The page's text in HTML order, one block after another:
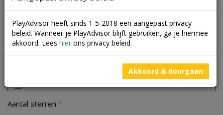
Aantal sterren *
PlayAdvisor heeft sinds 1-5-2018 een aangepast privacy
beleid. Wanneer je PlayAdvisor blijft gebruiken, ga je hiermee
akkoord. Lees hier ons privacy beleid.
Akkoord & doorgaan